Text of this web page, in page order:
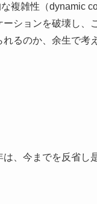
複雑性（dynamic
ションを破壊し、
るのか、余生で考
、今までを反省し